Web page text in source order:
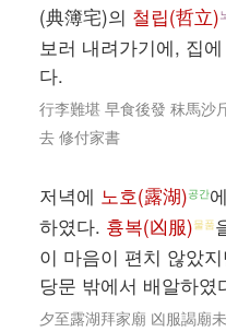
(典簿宅)의 철립(哲立)
보러 내려가기에, 집
다.
行李難堪 早食後發 秣馬沙
去 修付家書
저녁에 노호(露湖)공간
하였다. 흉복(凶服)물품
이 마음이 편치 않았
당문 밖에서 배알하였
夕至露湖拜家廟 凶服謁廟